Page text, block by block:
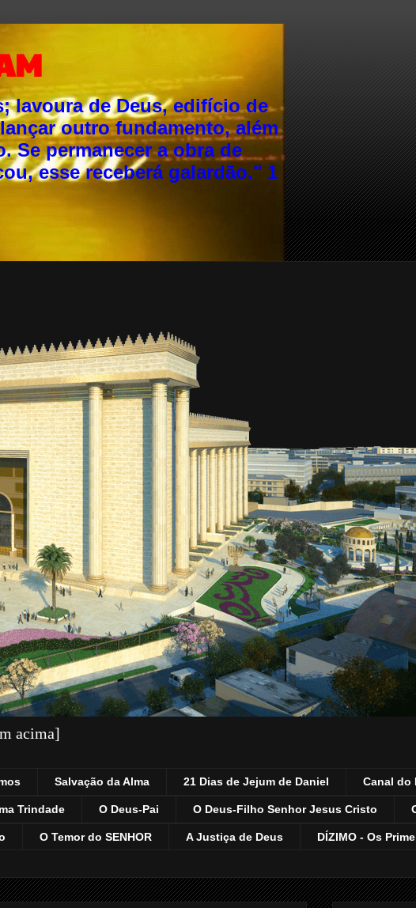
lavoura de Deus, edifício de
outro fundamento, além
Se permanecer a obra de
esse receberá galardão." 1
acima]
Salvação da Alma 21 Dias de Jejum de Daniel Canal do
Trindade O Deus-Pai O Deus-Filho Senhor Jesus Cristo
O Temor do SENHOR A Justiça de Deus DÍZIMO - Os